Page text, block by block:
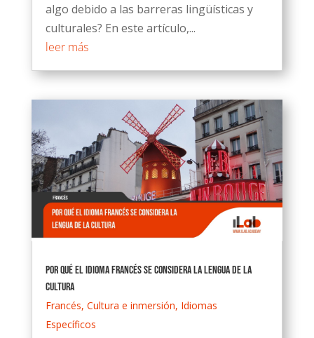
algo debido a las barreras lingüísticas y
culturales? En este artículo,...
leer más
Por qué el idioma francés se considera la lengua de la
cultura
Francés, Cultura e inmersión, Idiomas
Específicos